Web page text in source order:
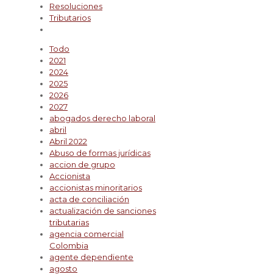
Resoluciones
Tributarios
Todo
2021
2024
2025
2026
2027
abogados derecho laboral
abril
Abril 2022
Abuso de formas jurídicas
accion de grupo
Accionista
accionistas minoritarios
acta de conciliación
actualización de sanciones
tributarias
agencia comercial
Colombia
agente dependiente
agosto